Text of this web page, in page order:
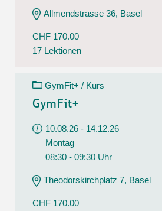
Allmendstrasse 36, Basel
CHF 170.00
17 Lektionen
GymFit+ / Kurs
GymFit+
10.08.26 - 14.12.26
Montag
08:30 - 09:30 Uhr
Theodorskirchplatz 7, Basel
CHF 170.00